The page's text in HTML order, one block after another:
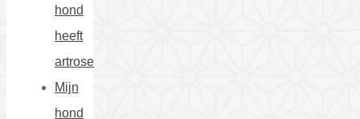
hond
heeft
artrose
Mijn
hond